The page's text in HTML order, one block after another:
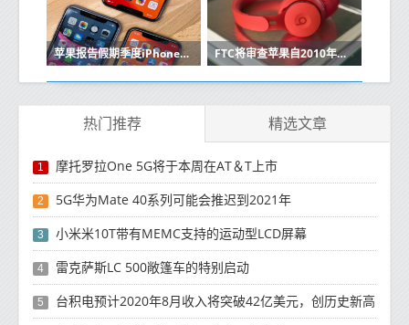
苹果报告假期季度iPhone销售强劲 FTC将审查苹果自2010年以来的收购
热门推荐 精选文章
1 摩托罗拉One 5G将于本周在AT＆T上市
2 5G华为Mate 40系列可能会推迟到2021年
3 小米米10T带有MEMC支持的运动型LCD屏幕
4 雷克萨斯LC 500敞篷车的特别启动
5 台积电预计2020年8月收入将突破42亿美元，创历史新高